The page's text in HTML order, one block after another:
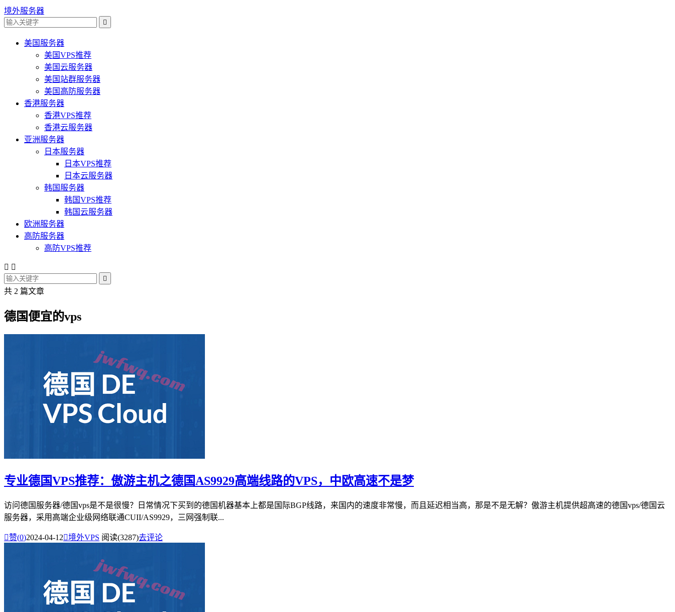
境外服务器

美国服务器
美国VPS推荐
美国云服务器
美国站群服务器
美国高防服务器
香港服务器
香港VPS推荐
香港云服务器
亚洲服务器
日本服务器
日本VPS推荐
日本云服务器
韩国服务器
韩国VPS推荐
韩国云服务器
欧洲服务器
高防服务器
高防VPS推荐
 

共 2 篇文章
德国便宜的vps
专业德国VPS推荐：傲游主机之德国AS9929高端线路的VPS，中欧高速不是梦
访问德国服务器/德国vps是不是很慢？日常情况下买到的德国机器基本上都是国际BGP线路，来国内的速度非常慢，而且延迟相当高，那是不是无解？傲游主机提供超高速的德国vps/德国云
服务器，采用高端企业级网络联通CUII/AS9929，三网强制联...
赞(0)2024-04-12境外VPS 阅读(3287)去评论